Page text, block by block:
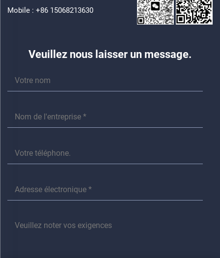
Mobile : +86 15068213630
Veuillez nous laisser un message.